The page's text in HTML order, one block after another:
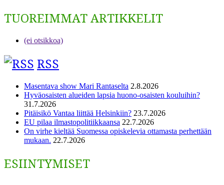
TUOREIMMAT ARTIKKELIT
(ei otsikkoa)
RSS
Masentava show Mari Rantaselta 2.8.2026
Hyväosaisten alueiden lapsia huono-osaisten kouluihin?
31.7.2026
Pitäisikö Vantaa liittää Helsinkiin? 23.7.2026
EU pilaa ilmastopolitiikkaansa 22.7.2026
On virhe kieltää Suomessa opiskelevia ottamasta perhettään
mukaan. 22.7.2026
ESIINTYMISET